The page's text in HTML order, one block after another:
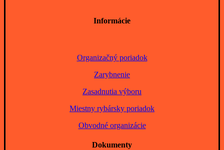
Informácie
Organizačný poriadok
Zarybnenie
Zasadnutia výboru
Miestny rybársky poriadok
Obvodné organizácie
Dokumenty